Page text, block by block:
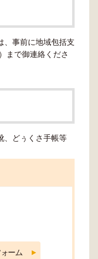
、事前に地域包括支
まで御連絡くださ
、どぅくさ手帳等